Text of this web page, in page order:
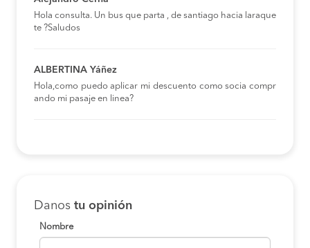
Hola consulta. Un bus que parta , de santiago hacia laraque
te ?Saludos
ALBERTINA Yáñez
Hola,como puedo aplicar mi descuento como socia compr
ando mi pasaje en linea?
Danos tu opinión
Nombre